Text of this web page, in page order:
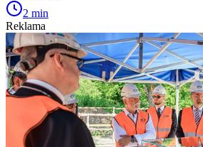
2 min
Reklama